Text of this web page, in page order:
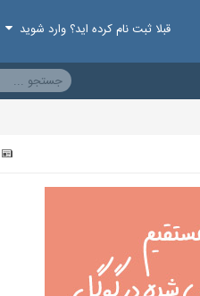
قبلا ثبت نام کرده اید؟ وارد شوید